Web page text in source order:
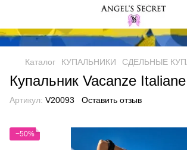
Каталог КУПАЛЬНИКИ СДЕЛЬНЫЕ
Купальник Vacanze
Артикул: V20093 Оставить отзыв
−50%